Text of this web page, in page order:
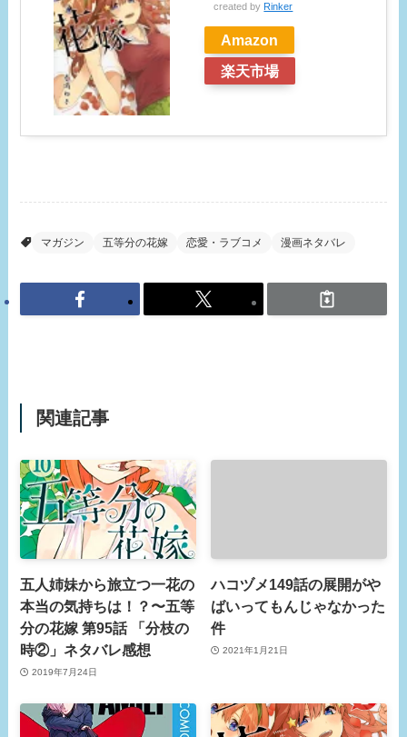
created by Rinker
Amazon
楽天市場
マガジン 五等分の花嫁 恋愛・ラブコメ 漫画ネタバレ
関連記事
五人姉妹から旅立つ一花の
本当の気持ちは！？〜五等
分の花嫁 第95話 「分枝の
時②」ネタバレ感想
2019年7月24日
ハコヅメ149話の展開がや
ばいってもんじゃなかった
件
2021年1月21日